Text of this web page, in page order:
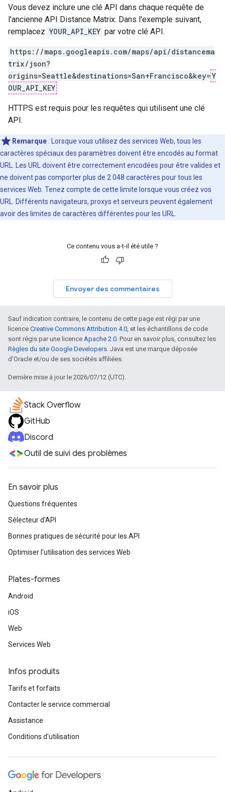
Vous devez inclure une clé API dans chaque requête de
l'ancienne API Distance Matrix. Dans l'exemple suivant,
remplacez YOUR_API_KEY par votre clé API.
https://maps.googleapis.com/maps/api/distancema
trix/json?
origins=Seattle&destinations=San+Francisco&key= Y
OUR_API_KEY
HTTPS est requis pour les requêtes qui utilisent une clé
API.
Remarque : Lorsque vous utilisez des services Web, tous les
caractères spéciaux des paramètres doivent être encodés au format
URL. Les URL doivent être correctement encodées pour être valides et
ne doivent pas comporter plus de 2 048 caractères pour tous les
services Web. Tenez compte de cette limite lorsque vous créez vos
URL. Différents navigateurs, proxys et serveurs peuvent également
avoir des limites de caractères différentes pour les URL.
Ce contenu vous a-t-il été utile ?
Envoyer des commentaires
Sauf indication contraire, le contenu de cette page est régi par une
licence Creative Commons Attribution 4.0, et les échantillons de code
sont régis par une licence Apache 2.0. Pour en savoir plus, consultez les
Règles du site Google Developers. Java est une marque déposée
d'Oracle et/ou de ses sociétés affiliées.
Dernière mise à jour le 2026/07/12 (UTC).
Stack Overflow
GitHub
Discord
Outil de suivi des problèmes
En savoir plus
Questions fréquentes
Sélecteur d'API
Bonnes pratiques de sécurité pour les API
Optimiser l'utilisation des services Web
Plates-formes
Android
iOS
Web
Services Web
Infos produits
Tarifs et forfaits
Contacter le service commercial
Assistance
Conditions d'utilisation